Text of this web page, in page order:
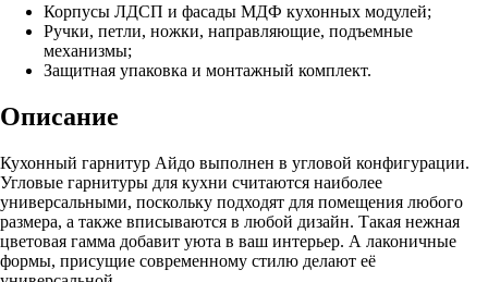
Корпусы ЛДСП и фасады МДФ кухонных модулей;
Ручки, петли, ножки, направляющие, подъемные
механизмы;
Защитная упаковка и монтажный комплект.
Описание
Кухонный гарнитур Айдо выполнен в угловой конфигурации.
Угловые гарнитуры для кухни считаются наиболее
универсальными, поскольку подходят для помещения любого
размера, а также вписываются в любой дизайн. Такая нежная
цветовая гамма добавит уюта в ваш интерьер. А лаконичные
формы, присущие современному стилю делают её